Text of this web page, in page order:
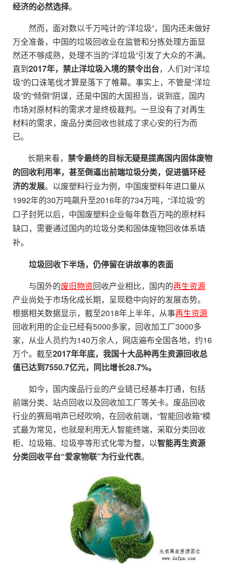
经济的必然选择。
然而，面对数以千万吨计的“洋垃圾”，国内还未做好
万全准备，中国的垃圾回收业在监管和分拣处理方面显
然还不够成熟，处理不当的“洋垃圾”引发了大众的不满。
直到2017年，禁止洋垃圾入境的禁令出台，人们对“洋垃
圾”的口诛笔伐才算是落下了帷幕。事实上，不管是“洋垃
圾”的“倾倒”阴谋，还是中国的大国担当，说到底，国内
市场对原材料的需求才是终极裁判。一旦没有了对再生
材料的需求，废品分类回收也就成了求心安的行为而
已。
长期来看， 禁令最终的目标无疑是提高国内固体废物
的回收利用率，甚至倒逼出前端垃圾分类，促进循环经
济的发展。以废塑料行业为例，中国废塑料年进口量从
1992年的30万吨飙升至2016年的734万吨，“洋垃圾”的
口子封死以后，中国废塑料企业每年数百万吨的原材料
缺口，需要通过国内的垃圾分类和固体废物回收体系填
补。
垃圾回收下半场，仍停留在讲故事的表面
与国外的废旧物资回收产业相比，国内的再生资源
产业尚处于市场化成长期，呈现稳中向好的发展态势。
根据相关数据显示，截至2018年上半年，从事再生资源
回收利用的企业已经有5000多家，回收加工厂3000多
家，从业人员约为140万余人，网店遍布全国各地，约16
万个。截至2017年年底，我国十大品种再生资源回收总
值已达到7550.7亿元，同比增长28.7%。
如今，国内废品行业的产业链已经基本打通，包括
前端分类、站点回收以及回收加工厂等关卡。废品回收
行业的赛局哨声已经吹响，在回收前端，“智能回收箱”模
式最为常见，也就是利用无人智能终端，采取分类回收
柜、垃圾箱、垃圾亭等形式化零为整，以智能再生资源
分类回收平台“爱家物联”为行业代表。